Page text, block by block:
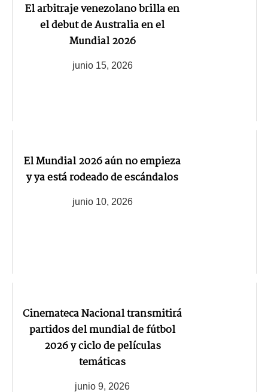
El arbitraje venezolano brilla en
el debut de Australia en el
Mundial 2026
junio 15, 2026
El Mundial 2026 aún no empieza
y ya está rodeado de escándalos
junio 10, 2026
Cinemateca Nacional transmitirá
partidos del mundial de fútbol
2026 y ciclo de películas
temáticas
junio 9, 2026